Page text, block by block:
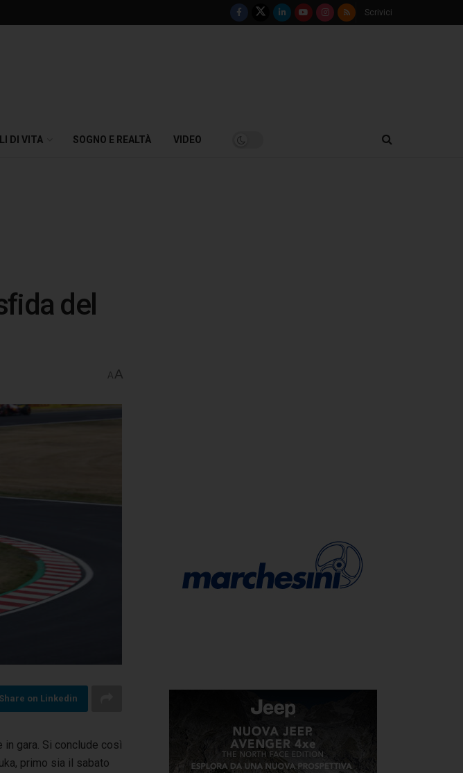
Scrivici
DI VITA SOGNO E REALTÀ VIDEO
del
A A
Share on Linkedin
in gara. Si conclude così
primo sia il sabato